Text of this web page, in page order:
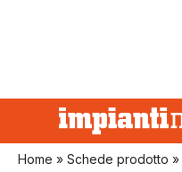
Home » Schede prodotto »